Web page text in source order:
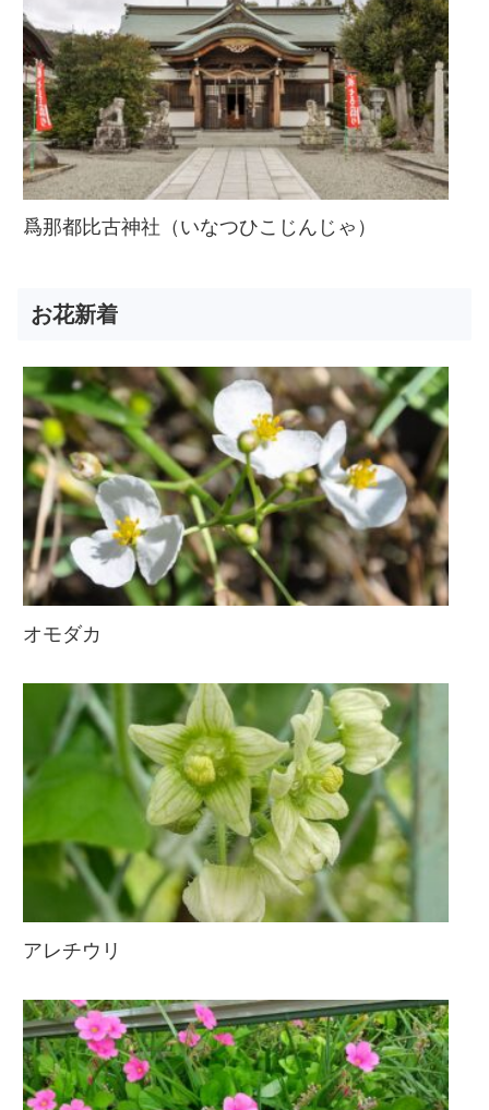
爲那都比古神社（いなつひこじんじゃ）
お花新着
オモダカ
アレチウリ